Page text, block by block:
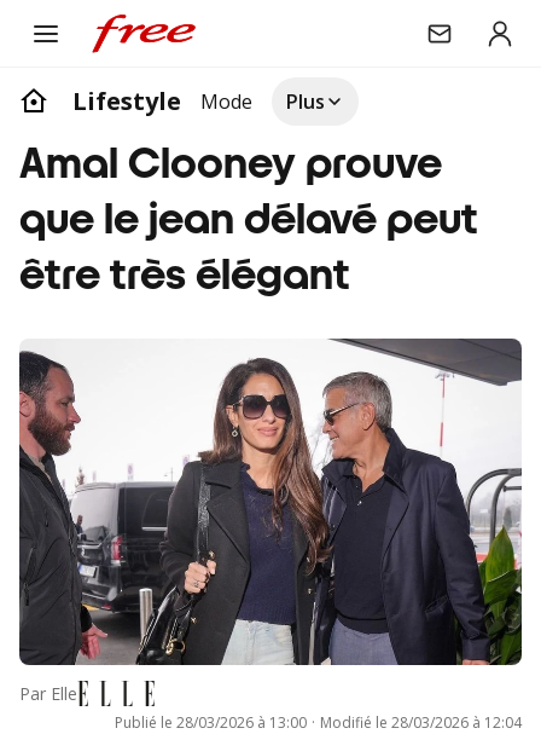
Lifestyle Mode Plus
Amal Clooney prouve
que le jean délavé peut
être très élégant
Par Elle
Publié le 28/03/2026 à 13:00 · Modifié le 28/03/2026 à 12:04